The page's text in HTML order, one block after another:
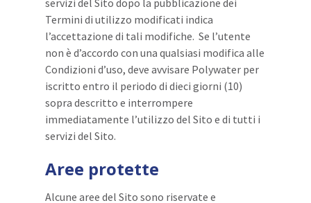
servizi del Sito dopo la pubblicazione dei
Termini di utilizzo modificati indica
l’accettazione di tali modifiche. Se l’utente
non è d’accordo con una qualsiasi modifica alle
Condizioni d’uso, deve avvisare Polywater per
iscritto entro il periodo di dieci giorni (10)
sopra descritto e interrompere
immediatamente l’utilizzo del Sito e di tutti i
servizi del Sito.
Aree protette
Alcune aree del Sito sono riservate e